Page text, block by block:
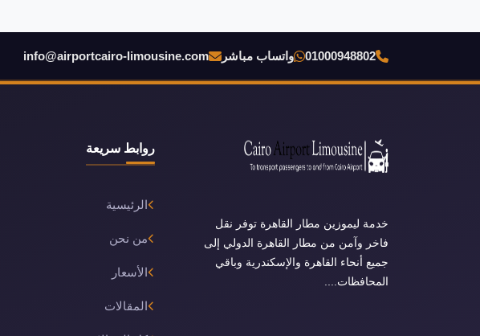
01000948802 واتساب مباشر info@airportcairo-limousine.com
خدمة ليموزين مطار القاهرة توفر نقل
فاخر وآمن من مطار القاهرة الدولي إلى
جميع أنحاء القاهرة والإسكندرية وباقي
المحافظات....
روابط سريعة
الرئيسية
من نحن
الأسعار
المقالات